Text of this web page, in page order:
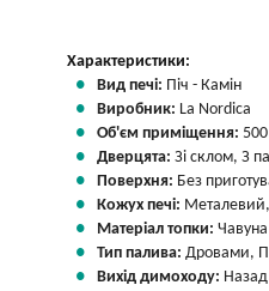
Характеристики:
Вид печі: Піч - Камін
Виробник: La Nordica
Об'єм приміщення:
Дверцята: Зі склом, З
Поверхня: Без
Кожух печі:
Матеріал топки: Чавуна
Тип палива: Дровами,
Вихід димоходу: Назад